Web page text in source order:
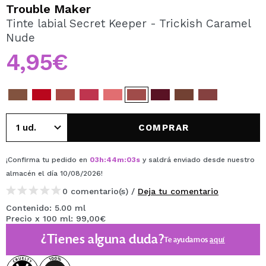
Al crear una cuenta en Maquillalia.com podrás realizar
tus compras rápidamente, revisar el estado de tus
CREAR CUENTA
Trouble Maker
Tinte labial Secret Keeper - Trickish Caramel
Nude
4,95€
COMPRAR
¡Confirma tu pedido en 03h:44m:03s y saldrá enviado desde nuestro
almacén el día 10/08/2026!
0 comentario(s) / Deja tu comentario
Contenido: 5.00 ml
Precio x 100 ml: 99,00€
¿Tienes alguna duda?Te ayudamosaquí